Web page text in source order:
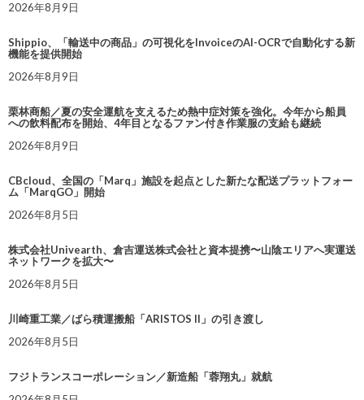
2026年8月9日
Shippio、「輸送中の商品」の可視化をInvoiceのAI-OCRで自動化する新
機能を提供開始
2026年8月9日
栗林商船／夏の安全運航を支えるため熱中症対策を強化。今年から船員
への飲料配布を開始、4年目となるファン付き作業服の支給も継続
2026年8月9日
CBcloud、全国の「Marq」施設を起点とした新たな配送プラットフォー
ム「MarqGO」開始
2026年8月5日
株式会社Univearth、倉吉運送株式会社と資本提携〜山陰エリアへ実運送
ネットワークを拡大〜
2026年8月5日
川崎重工業／ばら積運搬船「ARISTOS II」の引き渡し
2026年8月5日
フジトランスコーポレーション／新造船「蓉翔丸」就航